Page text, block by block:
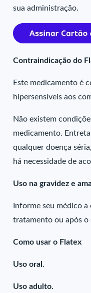
sua administração.
Contraindicação do
Este medicamento é
hipersensíveis aos
Não existem
medicamento.
qualquer doença
há necessidade de
Uso na gravidez e
Informe seu médico
tratamento ou após o
Como usar o Flatex
Uso oral.
Uso adulto.